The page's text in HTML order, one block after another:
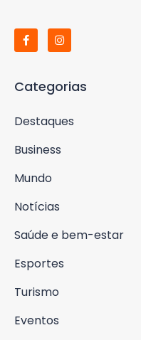
Categorias
Destaques
Business
Mundo
Notícias
Saúde e bem-estar
Esportes
Turismo
Eventos